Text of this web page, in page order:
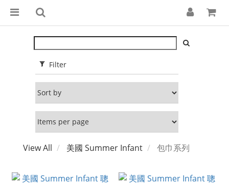
Filter
View All 美國 Summer Infant 包巾系列